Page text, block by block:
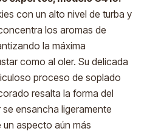
con un alto nivel de turba y
los aromas de
la máxima
como al oler. Su delicada
proceso de soplado
resalta la forma del
ensancha ligeramente
aspecto aún más